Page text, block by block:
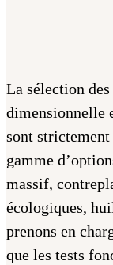
La sélection
dimensionnelle
sont strictement
gamme
massif,
écologiques,
prenons en
que les tests